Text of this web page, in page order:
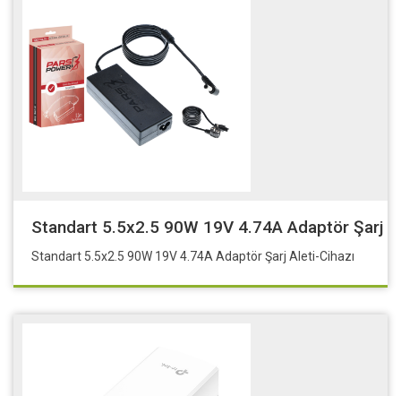
Standart 5.5x2.5 90W 19V 4.74A Adaptör Şarj
Standart 5.5x2.5 90W 19V 4.74A Adaptör Şarj Aleti-Cihazı